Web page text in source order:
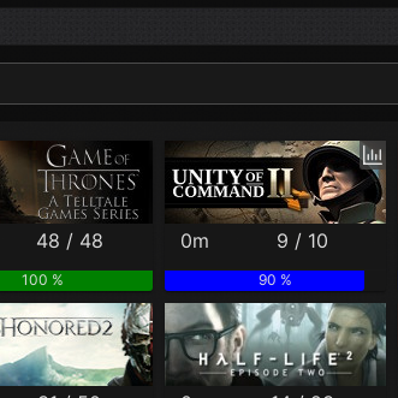
Per Month Per Weekday Per Hour
48 / 48
100 %
0m 9 / 10
90 %